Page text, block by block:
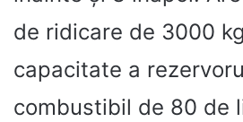
de ridicare de 3000
capacitate a
combustibil de 80 de